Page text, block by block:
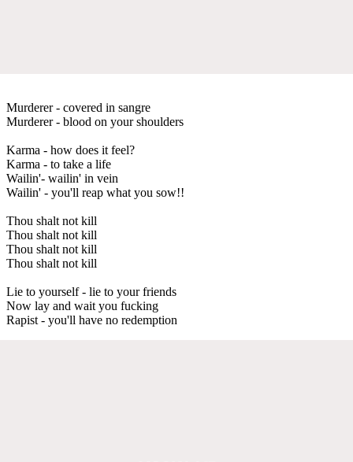
Murderer - covered in sangre
Murderer - blood on your shoulders
Karma - how does it feel?
Karma - to take a life
Wailin'- wailin' in vein
Wailin' - you'll reap what you sow!!
Thou shalt not kill
Thou shalt not kill
Thou shalt not kill
Thou shalt not kill
Lie to yourself - lie to your friends
Now lay and wait you fucking
Rapist - you'll have no redemption